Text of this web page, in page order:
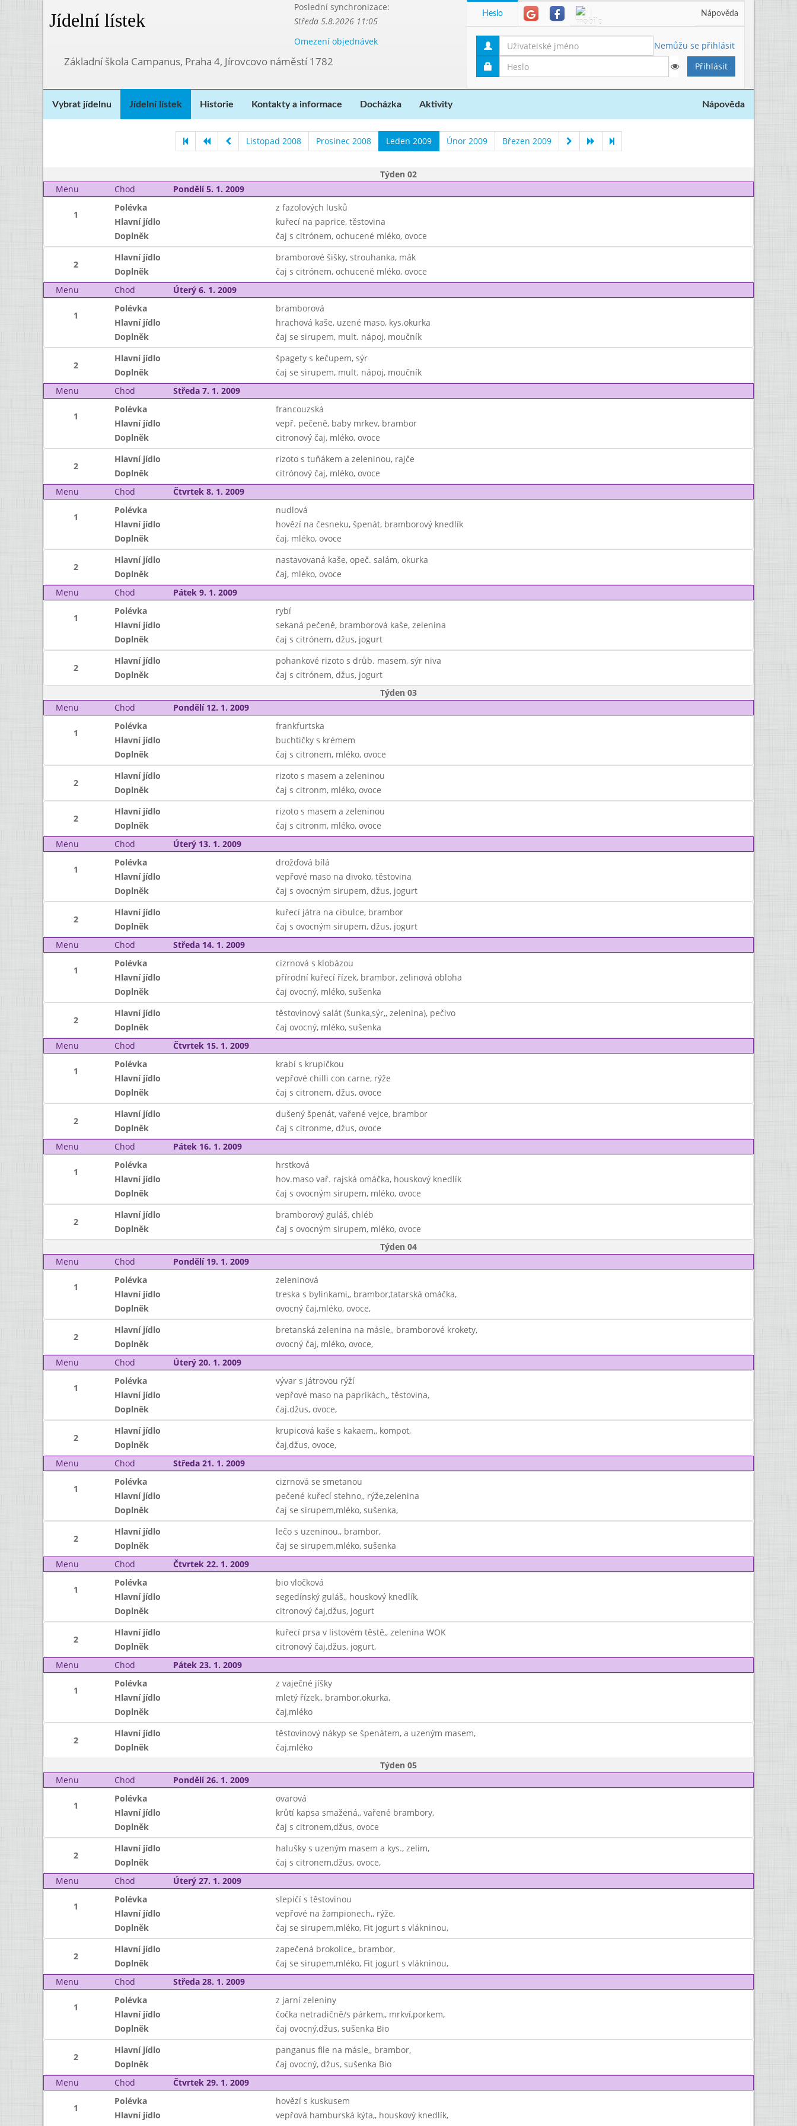
Jídelní lístek
Poslední synchronizace:
Středa 5.8.2026 11:05
Omezení objednávek
Základní škola Campanus, Praha 4, Jírovcovo náměstí 1782
Heslo Nápověda
Nemůžu se přihlásit
Vybrat jídelnu Jídelní lístek Historie Kontakty a informace Docházka Aktivity Nápověda
Listopad 2008 Prosinec 2008 Leden 2009 Únor 2009 Březen 2009
Týden 02
Menu
Chod Pondělí 5. 1. 2009
1
Polévka
z fazolových lusků
Hlavní jídlo
kuřecí na paprice, těstovina
Doplněk
čaj s citrónem, ochucené mléko, ovoce
2
Hlavní jídlo
bramborové šišky, strouhanka, mák
Doplněk
čaj s citrónem, ochucené mléko, ovoce
Menu
Chod Úterý 6. 1. 2009
1
Polévka
bramborová
Hlavní jídlo
hrachová kaše, uzené maso, kys.okurka
Doplněk
čaj se sirupem, mult. nápoj, moučník
2
Hlavní jídlo
špagety s kečupem, sýr
Doplněk
čaj se sirupem, mult. nápoj, moučník
Menu
Chod Středa 7. 1. 2009
1
Polévka
francouzská
Hlavní jídlo
vepř. pečeně, baby mrkev, brambor
Doplněk
citronový čaj, mléko, ovoce
2
Hlavní jídlo
rizoto s tuňákem a zeleninou, rajče
Doplněk
citrónový čaj, mléko, ovoce
Menu
Chod Čtvrtek 8. 1. 2009
1
Polévka
nudlová
Hlavní jídlo
hovězí na česneku, špenát, bramborový knedlík
Doplněk
čaj, mléko, ovoce
2
Hlavní jídlo
nastavovaná kaše, opeč. salám, okurka
Doplněk
čaj, mléko, ovoce
Menu
Chod Pátek 9. 1. 2009
1
Polévka
rybí
Hlavní jídlo
sekaná pečeně, bramborová kaše, zelenina
Doplněk
čaj s citrónem, džus, jogurt
2
Hlavní jídlo
pohankové rizoto s drůb. masem, sýr niva
Doplněk
čaj s citrónem, džus, jogurt
Týden 03
Menu
Chod Pondělí 12. 1. 2009
1
Polévka
frankfurtska
Hlavní jídlo
buchtičky s krémem
Doplněk
čaj s citronem, mléko, ovoce
2
Hlavní jídlo
rizoto s masem a zeleninou
Doplněk
čaj s citronm, mléko, ovoce
2
Hlavní jídlo
rizoto s masem a zeleninou
Doplněk
čaj s citronm, mléko, ovoce
Menu
Chod Úterý 13. 1. 2009
1
Polévka
drožďová bílá
Hlavní jídlo
vepřové maso na divoko, těstovina
Doplněk
čaj s ovocným sirupem, džus, jogurt
2
Hlavní jídlo
kuřecí játra na cibulce, brambor
Doplněk
čaj s ovocným sirupem, džus, jogurt
Menu
Chod Středa 14. 1. 2009
1
Polévka
cizrnová s klobázou
Hlavní jídlo
přírodní kuřecí řízek, brambor, zelinová obloha
Doplněk
čaj ovocný, mléko, sušenka
2
Hlavní jídlo
těstovinový salát (šunka,sýr,, zelenina), pečivo
Doplněk
čaj ovocný, mléko, sušenka
Menu
Chod Čtvrtek 15. 1. 2009
1
Polévka
krabí s krupičkou
Hlavní jídlo
vepřové chilli con carne, rýže
Doplněk
čaj s citronem, džus, ovoce
2
Hlavní jídlo
dušený špenát, vařené vejce, brambor
Doplněk
čaj s citronme, džus, ovoce
Menu
Chod Pátek 16. 1. 2009
1
Polévka
hrstková
Hlavní jídlo
hov.maso vař. rajská omáčka, houskový knedlík
Doplněk
čaj s ovocným sirupem, mléko, ovoce
2
Hlavní jídlo
bramborový guláš, chléb
Doplněk
čaj s ovocným sirupem, mléko, ovoce
Týden 04
Menu
Chod Pondělí 19. 1. 2009
1
Polévka
zeleninová
Hlavní jídlo
treska s bylinkami,, brambor,tatarská omáčka,
Doplněk
ovocný čaj,mléko, ovoce,
2
Hlavní jídlo
bretanská zelenina na másle,, bramborové krokety,
Doplněk
ovocný čaj, mléko, ovoce,
Menu
Chod Úterý 20. 1. 2009
1
Polévka
vývar s játrovou rýží
Hlavní jídlo
vepřové maso na paprikách,, těstovina,
Doplněk
čaj.džus, ovoce,
2
Hlavní jídlo
krupicová kaše s kakaem,, kompot,
Doplněk
čaj,džus, ovoce,
Menu
Chod Středa 21. 1. 2009
1
Polévka
cizrnová se smetanou
Hlavní jídlo
pečené kuřecí stehno,, rýže,zelenina
Doplněk
čaj se sirupem,mléko, sušenka,
2
Hlavní jídlo
lečo s uzeninou,, brambor,
Doplněk
čaj se sirupem,mléko, sušenka
Menu
Chod Čtvrtek 22. 1. 2009
1
Polévka
bio vločková
Hlavní jídlo
segedínský guláš,, houskový knedlík,
Doplněk
citronový čaj,džus, jogurt
2
Hlavní jídlo
kuřecí prsa v listovém těstě,, zelenina WOK
Doplněk
citronový čaj,džus, jogurt,
Menu
Chod Pátek 23. 1. 2009
1
Polévka
z vaječné jíšky
Hlavní jídlo
mletý řízek,, brambor,okurka,
Doplněk
čaj,mléko
2
Hlavní jídlo
těstovinový nákyp se špenátem, a uzeným masem,
Doplněk
čaj,mléko
Týden 05
Menu
Chod Pondělí 26. 1. 2009
1
Polévka
ovarová
Hlavní jídlo
krůtí kapsa smažená,, vařené brambory,
Doplněk
čaj s citronem,džus, ovoce
2
Hlavní jídlo
halušky s uzeným masem a kys., zelim,
Doplněk
čaj s citronem,džus, ovoce,
Menu
Chod Úterý 27. 1. 2009
1
Polévka
slepičí s těstovinou
Hlavní jídlo
vepřové na žampionech,, rýže,
Doplněk
čaj se sirupem,mléko, Fit jogurt s vlákninou,
2
Hlavní jídlo
zapečená brokolice,, brambor,
Doplněk
čaj se sirupem,mléko, Fit jogurt s vlákninou,
Menu
Chod Středa 28. 1. 2009
1
Polévka
z jarní zeleniny
Hlavní jídlo
čočka netradičně/s párkem,, mrkví,porkem,
Doplněk
čaj ovocný,džus, sušenka Bio
2
Hlavní jídlo
panganus file na másle,, brambor,
Doplněk
čaj ovocný, džus, sušenka Bio
Menu
Chod Čtvrtek 29. 1. 2009
1
Polévka
hovězí s kuskusem
Hlavní jídlo
vepřová hamburská kýta,, houskový knedlík,